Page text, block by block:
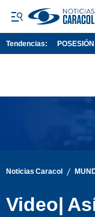
Tendencias:
Noticias Caracol /
Video|